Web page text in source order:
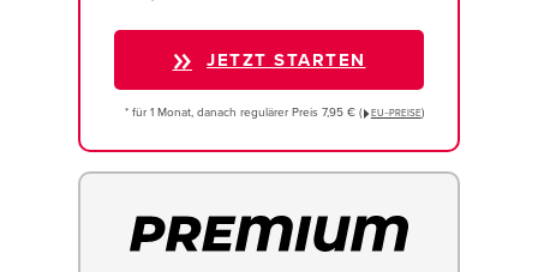
JETZT STARTEN
* für 1 Monat, danach regulärer Preis 7,95 € ( EU−PREISE)